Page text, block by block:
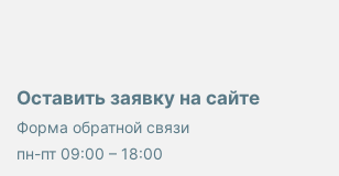
Оставить заявку на сайте
Форма обратной связи
пн-пт 09:00 – 18:00